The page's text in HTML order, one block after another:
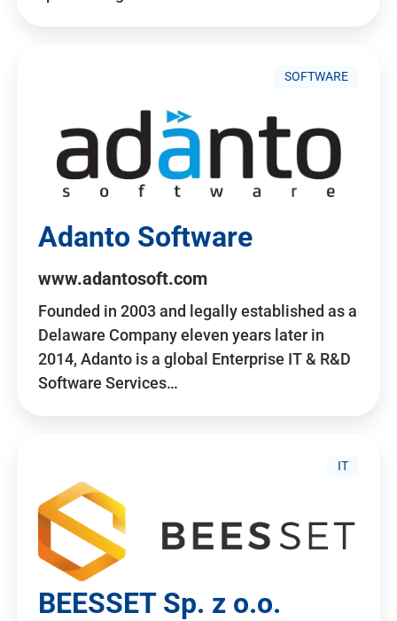
SOFTWARE
Adanto Software
www.adantosoft.com
Founded in 2003 and legally established as a
Delaware Company eleven years later in
2014, Adanto is a global Enterprise IT & R&D
Software Services…
IT
BEESSET Sp. z o.o.